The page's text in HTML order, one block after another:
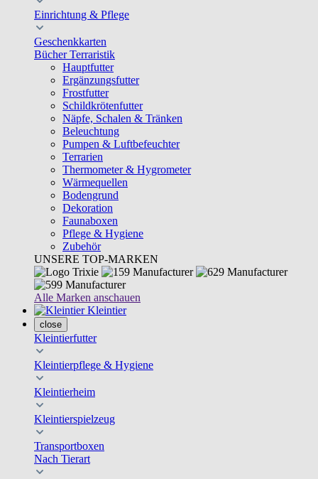
Einrichtung & Pflege
Geschenkkarten
Bücher Terraristik
Hauptfutter
Ergänzungsfutter
Frostfutter
Schildkrötenfutter
Näpfe, Schalen & Tränken
Beleuchtung
Pumpen & Luftbefeuchter
Terrarien
Thermometer & Hygrometer
Wärmequellen
Bodengrund
Dekoration
Faunaboxen
Pflege & Hygiene
Zubehör
UNSERE TOP-MARKEN
Alle Marken anschauen
Kleintier
close
Kleintierfutter
Kleintierpflege & Hygiene
Kleintierheim
Kleintierspielzeug
Transportboxen
Nach Tierart